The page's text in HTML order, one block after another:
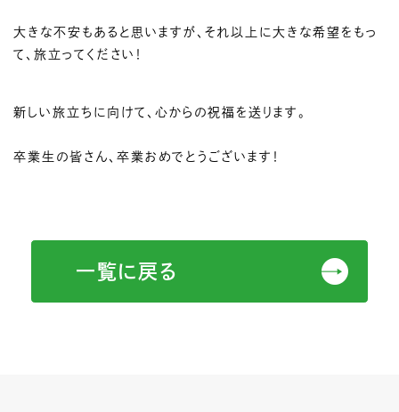
大きな不安もあると思いますが、それ以上に大きな希望をもっ
て、旅立ってください！
新しい旅立ちに向けて、心からの祝福を送ります。
卒業生の皆さん、卒業おめでとうございます！
一覧に戻る